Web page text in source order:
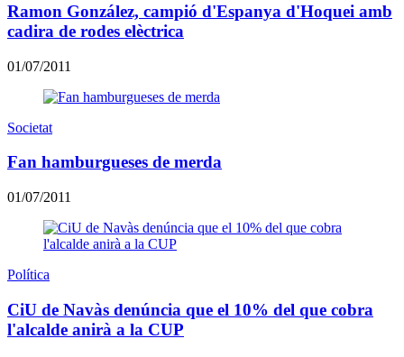
Ramon González, campió d'Espanya d'Hoquei amb
cadira de rodes elèctrica
01/07/2011
Societat
Fan hamburgueses de merda
01/07/2011
Política
CiU de Navàs denúncia que el 10% del que cobra
l'alcalde anirà a la CUP